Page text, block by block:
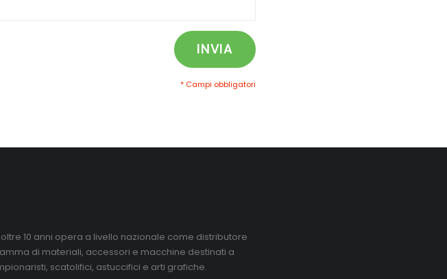
INVIA
* Campi obbligatori
10 anni opera a livello nazionale come distributore
di materiali, accessori e macchine destinati a
scatolifici, astuccifici e arti grafiche.